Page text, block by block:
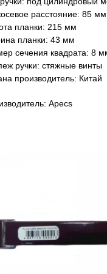
расстояние: 85 мм
планки: 215 мм
планки: 43 мм
сечения квадрата: 8
ручки: стяжные винты
производитель: Китай
Apecs